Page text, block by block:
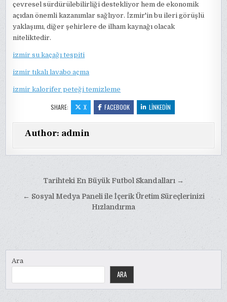
çevresel sürdürülebilirliği destekliyor hem de ekonomik
açıdan önemli kazanımlar sağlıyor. İzmir'in bu ileri görüşlü
yaklaşımı, diğer şehirlere de ilham kaynağı olacak
niteliktedir.
izmir su kaçağı tespiti
izmir tıkalı lavabo açma
izmir kalorifer peteği temizleme
SHARE: X FACEBOOK LINKEDIN
Author: admin
gezinmesi
Tarihteki En Büyük Futbol Skandalları →
← Sosyal Medya Paneli ile İçerik Üretim Süreçlerinizi
Hızlandırma
Ara
ARA